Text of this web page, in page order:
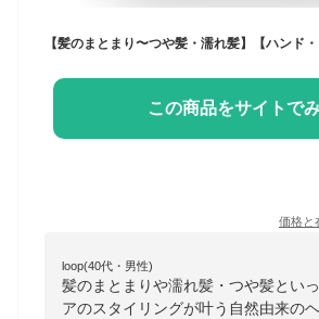
この商品をサイトで
価格と
loop(40代・男性)
髪のまとまりや濡れ髪・つや髪とい
アのスタイリングが叶う自然由来の